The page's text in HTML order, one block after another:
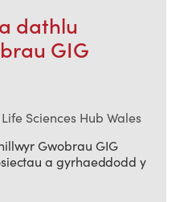
dathlu
GIG
Life Sciences Hub Wales
Gwobrau GIG
a gyrhaeddodd y